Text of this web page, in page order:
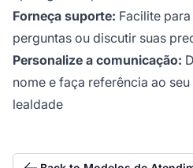
Forneça suporte: Facilite
perguntas ou discutir suas
Personalize a comunicação:
nome e faça referência ao
lealdade